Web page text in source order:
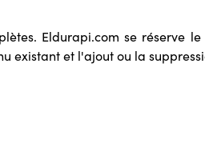
Eldurapi.com se
existant et l'ajout ou la